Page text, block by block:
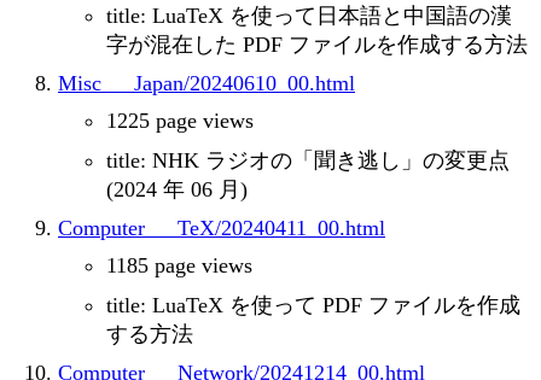
title: LuaTeX を使って日本語と中国語の漢
字が混在した PDF ファイルを作成する方法
Misc___Japan/20240610_00.html
1225 page views
title: NHK ラジオの「聞き逃し」の変更点
(2024 年 06 月)
Computer___TeX/20240411_00.html
1185 page views
title: LuaTeX を使って PDF ファイルを作成
する方法
Computer___Network/20241214_00.html